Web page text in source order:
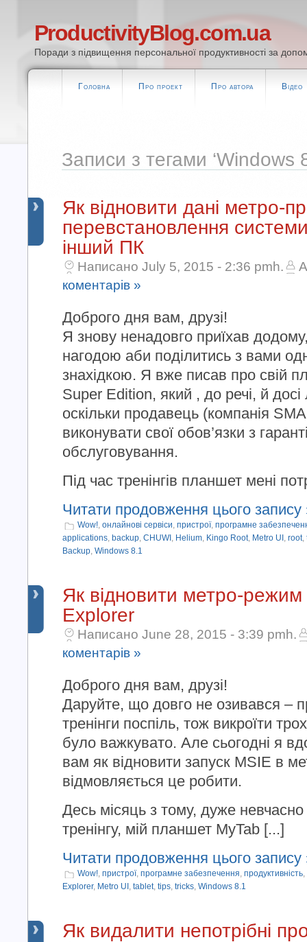
ProductivityBlog.com.ua
Поради з підвищення персональної продуктивності за
Головна Про проект Про автора Відео
Записи з тегами ‘Windows
Як відновити дані метро-
перевстановлення
інший ПК
Написано July 5, 2015 - 2:36 pmh.
коментарів »
Доброго дня вам, друзі!
Я знову ненадовго приїхав
нагодою аби поділитись з вами
знахідкою. Я вже писав про свій
Super Edition, який , до речі, й
оскільки продавець (компанія
виконувати свої обов’язки з
обслуговування.
Під час тренінгів планшет мені
Читати продовження цього запису
Wow!, онлайнові сервіси, пристрої, програмне
applications, backup, CHUWI , Helium, Kingo Root, Metro UI , root,
Backup, Windows 8.1
Як відновити метро-
Explorer
Написано June 28, 2015 - 3:39 pmh.
коментарів »
Доброго дня вам, друзі!
Даруйте, що довго не озивався –
тренінги поспіль, тож викроїти
було важкувато. Але сьогодні я
вам як відновити запуск MSIE в
відмовляється це робити.
Десь місяць з тому, дуже
тренінгу, мій планшет MyTab [...]
Читати продовження цього запису
Wow!, пристрої, програмне забезпечення, продуктивність,
Explorer, Metro UI , tablet, tips, tricks, Windows 8.1
Як видалити непотрібні